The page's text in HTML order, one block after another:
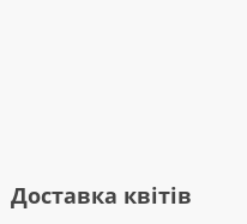
Доставка квітів